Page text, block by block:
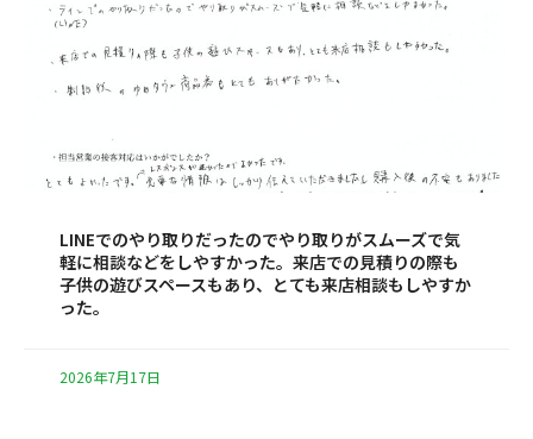
LINEでのやり取りだったのでやり取りがスムーズで気
軽に相談などをしやすかった。来店での見積りの際も
子供の遊びスペースもあり、とても来店相談もしやすか
った。
2026年7月17日